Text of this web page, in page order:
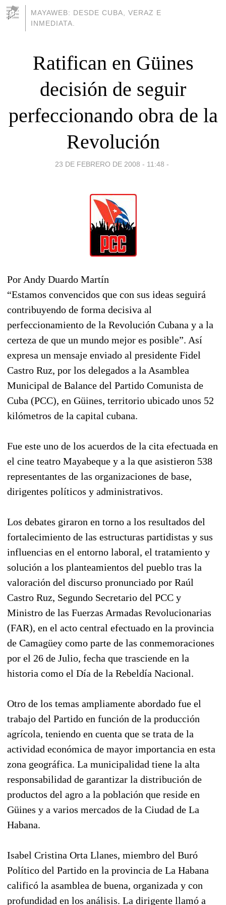
MAYAWEB: DESDE CUBA, VERAZ E
INMEDIATA.
Ratifican en Güines
decisión de seguir
perfeccionando obra de la
Revolución
23 DE FEBRERO DE 2008 - 11:48 -
Por Andy Duardo Martín
“Estamos convencidos que con sus ideas seguirá
contribuyendo de forma decisiva al
perfeccionamiento de la Revolución Cubana y a la
certeza de que un mundo mejor es posible”. Así
expresa un mensaje enviado al presidente Fidel
Castro Ruz, por los delegados a la Asamblea
Municipal de Balance del Partido Comunista de
Cuba (PCC), en Güines, territorio ubicado unos 52
kilómetros de la capital cubana.
Fue este uno de los acuerdos de la cita efectuada en
el cine teatro Mayabeque y a la que asistieron 538
representantes de las organizaciones de base,
dirigentes políticos y administrativos.
Los debates giraron en torno a los resultados del
fortalecimiento de las estructuras partidistas y sus
influencias en el entorno laboral, el tratamiento y
solución a los planteamientos del pueblo tras la
valoración del discurso pronunciado por Raúl
Castro Ruz, Segundo Secretario del PCC y
Ministro de las Fuerzas Armadas Revolucionarias
(FAR), en el acto central efectuado en la provincia
de Camagüey como parte de las conmemoraciones
por el 26 de Julio, fecha que trasciende en la
historia como el Día de la Rebeldía Nacional.
Otro de los temas ampliamente abordado fue el
trabajo del Partido en función de la producción
agrícola, teniendo en cuenta que se trata de la
actividad económica de mayor importancia en esta
zona geográfica. La municipalidad tiene la alta
responsabilidad de garantizar la distribución de
productos del agro a la población que reside en
Güines y a varios mercados de la Ciudad de La
Habana.
Isabel Cristina Orta Llanes, miembro del Buró
Político del Partido en la provincia de La Habana
calificó la asamblea de buena, organizada y con
profundidad en los análisis. La dirigente llamó a